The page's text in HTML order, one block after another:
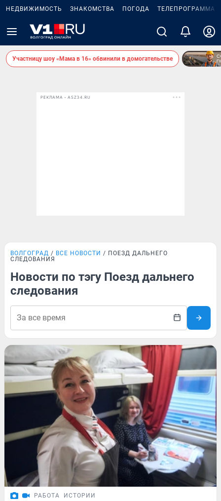
НЕДВИЖИМОСТЬ ЗНАКОМСТВА ПОГОДА ТЕЛЕПРОГРАММА
Участницу шоу «Мама в 16» обвинили в домогательстве
РЕКЛАМА • ASZ34.RU
ВОЛГОГРАД ВСЕ НОВОСТИ
ПОЕЗД ДАЛЬНЕГО
СЛЕДОВАНИЯ
Новости по тэгу Поезд дальнего
следования
РАБОТА ИСТОРИИ